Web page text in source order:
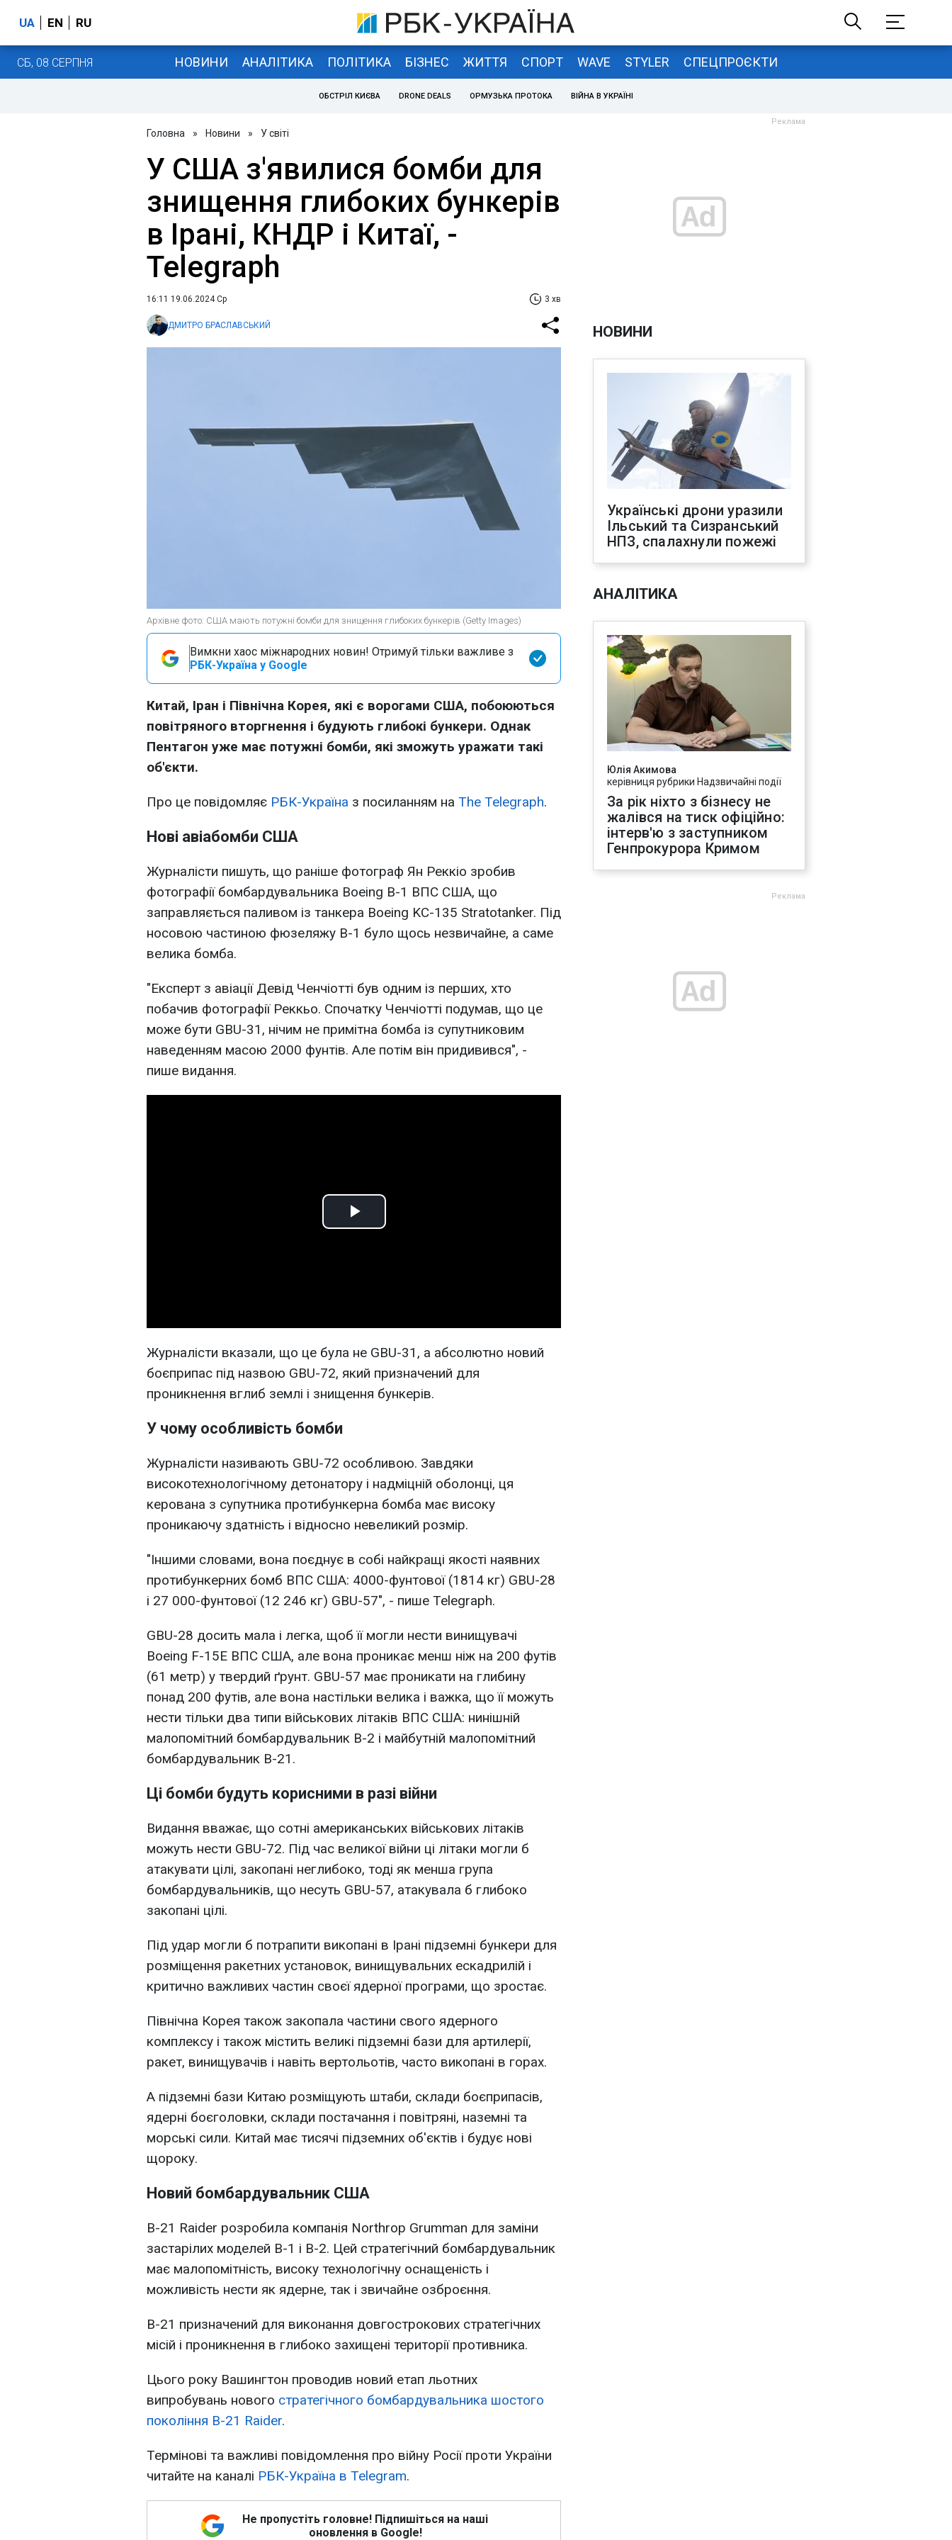
UA EN RU
СБ, 08 СЕРПНЯ НОВИНИ АНАЛІТИКА ПОЛІТИКА БІЗНЕС ЖИТТЯ СПОРТ WAVE STYLER СПЕЦПРОЄКТИ
ОБСТРІЛ КИЄВА DRONE DEALS ОРМУЗЬКА ПРОТОКА ВІЙНА В УКРАЇНІ
Головна » Новини » У світі
У США з'явилися бомби для
знищення глибоких бункерів
в Ірані, КНДР і Китаї, -
Telegraph
16:11 19.06.2024 Ср 3 хв
ДМИТРО БРАСЛАВСЬКИЙ
Архівне фото: США мають потужні бомби для знищення глибоких бункерів (Getty Images)
Вимкни хаос міжнародних новин! Отримуй тільки важливе з
РБК-Україна у Google
Китай, Іран і Північна Корея, які є ворогами США, побоюються
повітряного вторгнення і будують глибокі бункери. Однак
Пентагон уже має потужні бомби, які зможуть уражати такі
об'єкти.
Про це повідомляє РБК-Україна з посиланням на The Telegraph.
Нові авіабомби США
Журналісти пишуть, що раніше фотограф Ян Реккіо зробив
фотографії бомбардувальника Boeing B-1 ВПС США, що
заправляється паливом із танкера Boeing KC-135 Stratotanker. Під
носовою частиною фюзеляжу B-1 було щось незвичайне, а саме
велика бомба.
"Експерт з авіації Девід Ченчіотті був одним із перших, хто
побачив фотографії Реккьо. Спочатку Ченчіотті подумав, що це
може бути GBU-31, нічим не примітна бомба із супутниковим
наведенням масою 2000 фунтів. Але потім він придивився", -
пише видання.
Play
Журналісти вказали, що це була не GBU-31, а абсолютно новий
боєприпас під назвою GBU-72, який призначений для
проникнення вглиб землі і знищення бункерів.
У чому особливість бомби
Журналісти називають GBU-72 особливою. Завдяки
високотехнологічному детонатору і надміцній оболонці, ця
керована з супутника протибункерна бомба має високу
проникаючу здатність і відносно невеликий розмір.
"Іншими словами, вона поєднує в собі найкращі якості наявних
протибункерних бомб ВПС США: 4000-фунтової (1814 кг) GBU-28
і 27 000-фунтової (12 246 кг) GBU-57", - пише Telegraph.
GBU-28 досить мала і легка, щоб її могли нести винищувачі
Boeing F-15E ВПС США, але вона проникає менш ніж на 200 футів
(61 метр) у твердий ґрунт. GBU-57 має проникати на глибину
понад 200 футів, але вона настільки велика і важка, що її можуть
нести тільки два типи військових літаків ВПС США: нинішній
малопомітний бомбардувальник B-2 і майбутній малопомітний
бомбардувальник B-21.
Ці бомби будуть корисними в разі війни
Видання вважає, що сотні американських військових літаків
можуть нести GBU-72. Під час великої війни ці літаки могли б
атакувати цілі, закопані неглибоко, тоді як менша група
бомбардувальників, що несуть GBU-57, атакувала б глибоко
закопані цілі.
Під удар могли б потрапити викопані в Ірані підземні бункери для
розміщення ракетних установок, винищувальних ескадрилій і
критично важливих частин своєї ядерної програми, що зростає.
Північна Корея також закопала частини свого ядерного
комплексу і також містить великі підземні бази для артилерії,
ракет, винищувачів і навіть вертольотів, часто викопані в горах.
А підземні бази Китаю розміщують штаби, склади боєприпасів,
ядерні боєголовки, склади постачання і повітряні, наземні та
морські сили. Китай має тисячі підземних об'єктів і будує нові
щороку.
Новий бомбардувальник США
B-21 Raider розробила компанія Northrop Grumman для заміни
застарілих моделей B-1 і B-2. Цей стратегічний бомбардувальник
має малопомітність, високу технологічну оснащеність і
можливість нести як ядерне, так і звичайне озброєння.
B-21 призначений для виконання довгострокових стратегічних
місій і проникнення в глибоко захищені території противника.
Цього року Вашингтон проводив новий етап льотних
випробувань нового стратегічного бомбардувальника шостого
покоління B-21 Raider.
Термінові та важливі повідомлення про війну Росії проти України
читайте на каналі РБК-Україна в Telegram.
Не пропустіть головне! Підпишіться на наші
оновлення в Google!
НОВИНИ
Українські дрони уразили
Ільський та Сизранський
НПЗ, спалахнули пожежі
АНАЛІТИКА
Юлія Акимова
керівниця рубрики Надзвичайні події
За рік ніхто з бізнесу не
жалівся на тиск офіційно:
інтерв'ю з заступником
Генпрокурора Кримом